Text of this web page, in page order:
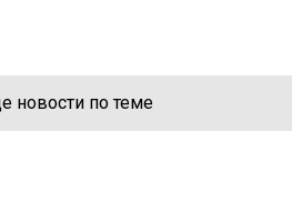
новости по теме